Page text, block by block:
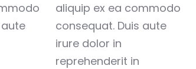
aliquip ex ea commodo
consequat. Duis aute
irure dolor in
reprehenderit in